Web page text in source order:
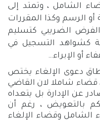
الشامل ، وتمتد إلى
الرسم وكذا المقررات
الضريبي كتسليم
كشواهد التسجيل في
أو الإبراء…
دعوى الإلغاء يختص
شاملا لان القاضي
عن الإدارة بل يتعداه
بالتعويض ، رغم أن
الشامل وقضاء الإلغاء